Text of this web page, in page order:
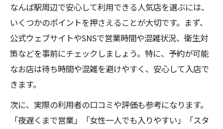
なんば駅周辺で安心して利用できる人気店を選ぶには、
いくつかのポイントを押さえることが大切です。まず、
公式ウェブサイトやSNSで営業時間や混雑状況、衛生対
策などを事前にチェックしましょう。特に、予約が可能
なお店は待ち時間や混雑を避けやすく、安心して入店で
きます。
次に、実際の利用者の口コミや評価も参考になります。
「夜遅くまで営業」「女性一人でも入りやすい」「スタ